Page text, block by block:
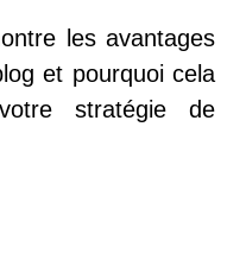
les avantages
et pourquoi cela
stratégie de